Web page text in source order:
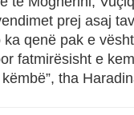
prej asaj
qenë pak e
fatmirësisht e
tha